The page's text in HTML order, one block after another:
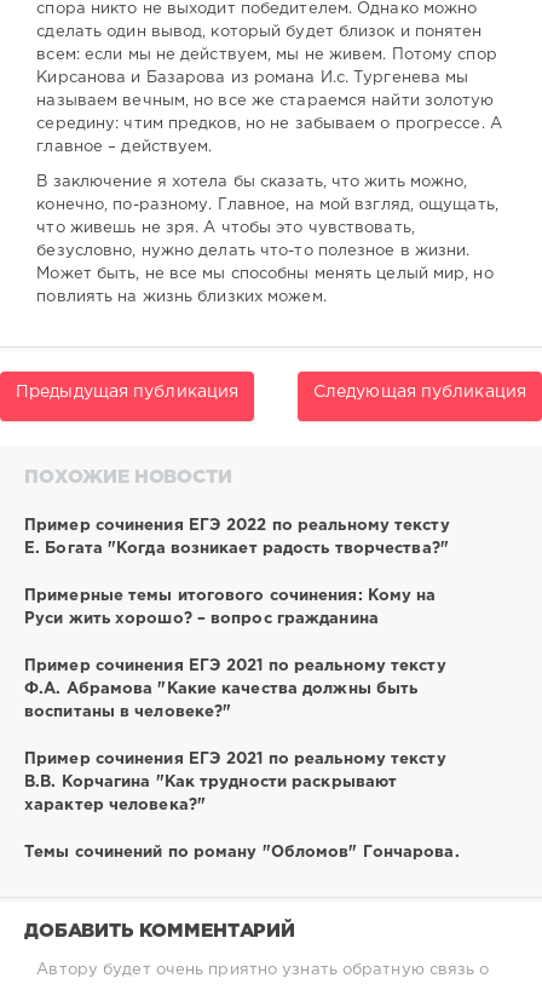
спора никто не выходит победителем. Однако можно
сделать один вывод, который будет близок и понятен
всем: если мы не действуем, мы не живем. Потому спор
Кирсанова и Базарова из романа И.с. Тургенева мы
называем вечным, но все же стараемся найти золотую
середину: чтим предков, но не забываем о прогрессе. А
главное – действуем.
В заключение я хотела бы сказать, что жить можно,
конечно, по-разному. Главное, на мой взгляд, ощущать,
что живешь не зря. А чтобы это чувствовать,
безусловно, нужно делать что-то полезное в жизни.
Может быть, не все мы способны менять целый мир, но
повлиять на жизнь близких можем.
Предыдущая публикация Следующая публикация
ПОХОЖИЕ НОВОСТИ
Пример сочинения ЕГЭ 2022 по реальному тексту
Е. Богата "Когда возникает радость творчества?"
Примерные темы итогового сочинения: Кому на
Руси жить хорошо? – вопрос гражданина
Пример сочинения ЕГЭ 2021 по реальному тексту
Ф.А. Абрамова "Какие качества должны быть
воспитаны в человеке?"
Пример сочинения ЕГЭ 2021 по реальному тексту
В.В. Корчагина "Как трудности раскрывают
характер человека?"
Темы сочинений по роману "Обломов" Гончарова.
ДОБАВИТЬ КОММЕНТАРИЙ
Автору будет очень приятно узнать обратную связь о